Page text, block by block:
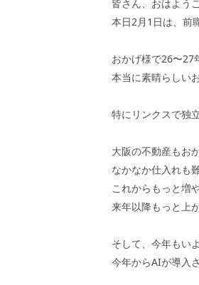
皆さん、おはよう
本日2月1日は、前
おかげ様で26〜27
本当に素晴らしい
特にリンクスで独
大阪の不動産もお
なかなか仕入れも
これからもっと増
来年以降もっと上
そして、今年もい
今年からAIが導入